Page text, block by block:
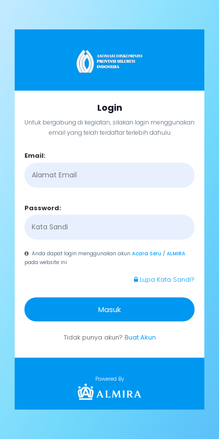
Login
Untuk bergabung di kegiatan, silakan login menggunakan
email yang telah terdaftar terlebih dahulu
Email:
Password:
Anda dapat login menggunakan akunAcara Seru /ALMIRA
pada website ini
Lupa Kata Sandi?
Masuk
Tidak punya akun? Buat Akun
Powered By